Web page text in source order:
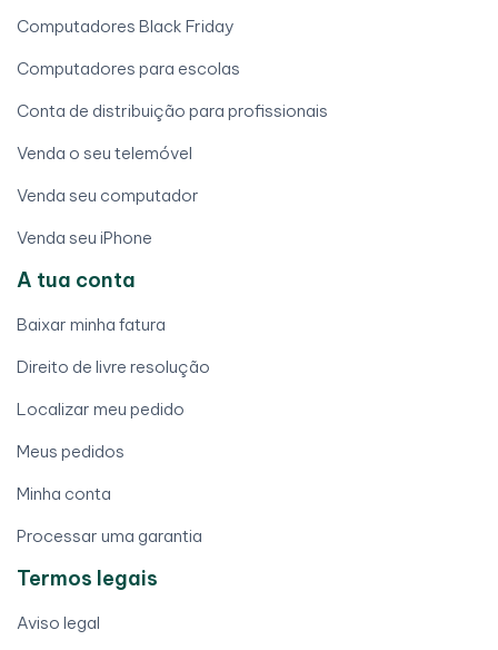
Computadores Black Friday
Computadores para escolas
Conta de distribuição para profissionais
Venda o seu telemóvel
Venda seu computador
Venda seu iPhone
A tua conta
Baixar minha fatura
Direito de livre resolução
Localizar meu pedido
Meus pedidos
Minha conta
Processar uma garantia
Termos legais
Aviso legal